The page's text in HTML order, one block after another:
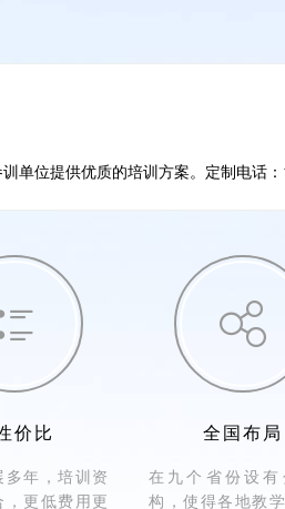
单位提供优质的培训方案。定制电话
价比
年，培训资
更低费用更

全国布局
在九个省份设有
构，使得各地教